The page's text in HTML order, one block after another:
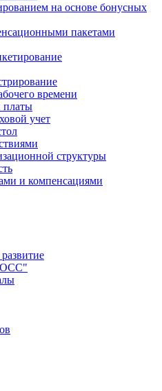
на основе бонусных
пакетами
времени
платы
учет
структуры
и компенсациями